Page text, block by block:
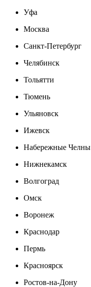
Уфа
Москва
Санкт-Петербург
Челябинск
Тольятти
Тюмень
Ульяновск
Ижевск
Набережные Челны
Нижнекамск
Волгоград
Омск
Воронеж
Краснодар
Пермь
Красноярск
Ростов-на-Дону